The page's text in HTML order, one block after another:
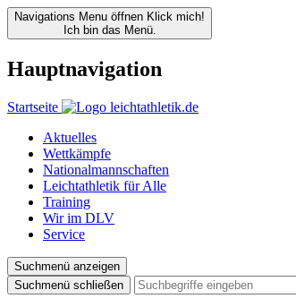
Navigations Menu öffnen Klick mich!
Ich bin das Menü.
Hauptnavigation
Startseite
Aktuelles
Wettkämpfe
Nationalmannschaften
Leichtathletik für Alle
Training
Wir im DLV
Service
Suchmenü anzeigen
Suchmenü schließen